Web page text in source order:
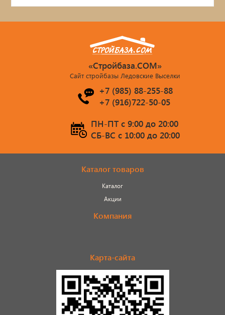
«Стройбаза.COM»
Сайт стройбазы Ледовские Выселки
+7 (985) 88-255-88
+7 (916)722-50-05
ПН-ПТ c 9:00 до 20:00
СБ-ВС c 10:00 до 20:00
Каталог товаров
Каталог
Акции
Компания
Карта-сайта